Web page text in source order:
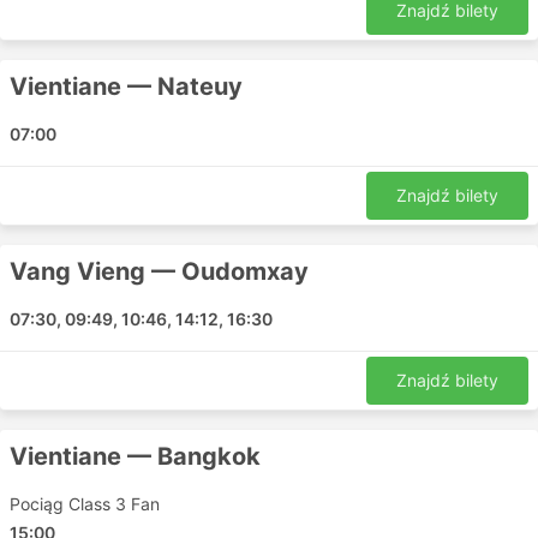
opóźnienia są czasami możliwe z różnych
szczytu, ani długie weekendy, ani pełnia sezonu
nie zrujnują Twojego planu.
miejscowości docelowych bilety można
rezerwować nawet na 90 dni przed datą podróży,
często dostępne są również oferty last minute.
rezerwacji – zrób to, skąd tylko chcesz.
W wielu przypadkach bilety kolejowe są znacznie
tańsze niż bilety lotnicze. Na niektórych trasach
czas podróży szybkimi pociągami zajmie tyle
wziąć pod uwagę czas spędzony na lotnisku w
kontrole bezpieczeństwa i/lub celne.
Znajdź bilety
Vientiane — Nateuy
07:00
Znajdź bilety
Vang Vieng — Oudomxay
07:30, 09:49, 10:46, 14:12, 16:30
Znajdź bilety
Vientiane — Bangkok
Pociąg Class 3 Fan
15:00